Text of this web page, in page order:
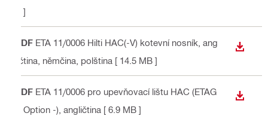
B ]
PDF ETA 11/0006 Hilti HAC(-V) kotevní nosník , ang
ličtina, němčina, polština [ 14.5 MB ]
PDF ETA 11/0006 pro upevňovací lištu HAC (ETAG
-, Option -) , angličtina [ 6.9 MB ]